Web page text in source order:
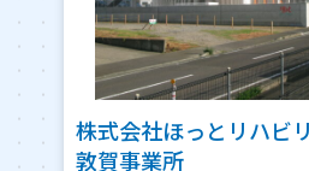
株式会社ほっとリハビ
敦賀事業所